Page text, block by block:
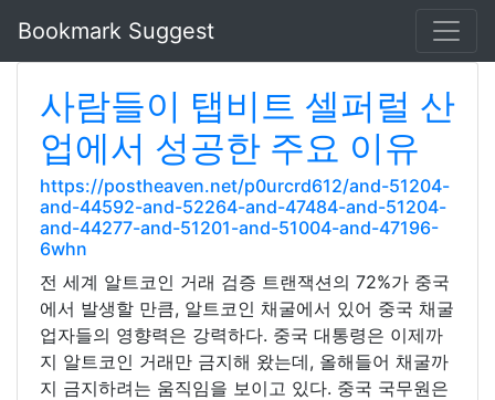
Bookmark Suggest
사람들이 탭비트 셀퍼럴 산
업에서 성공한 주요 이유
https://postheaven.net/p0urcrd612/and-51204-
and-44592-and-52264-and-47484-and-51204-
and-44277-and-51201-and-51004-and-47196-
6whn
전 세계 알트코인 거래 검증 트랜잭션의 72%가 중국
에서 발생할 만큼, 알트코인 채굴에서 있어 중국 채굴
업자들의 영향력은 강력하다. 중국 대통령은 이제까
지 알트코인 거래만 금지해 왔는데, 올해들어 채굴까
지 금지하려는 움직임을 보이고 있다. 중국 국무원은